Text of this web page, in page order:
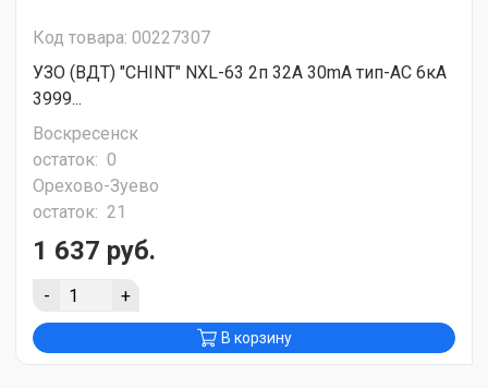
Код товара: 00227307
УЗО (ВДТ) "CHINT" NXL-63 2п 32A 30mA тип-АС 6кА
3999...
Воскресенск
остаток: 0
Орехово-Зуево
остаток: 21
1 637 руб.
- +
В корзину